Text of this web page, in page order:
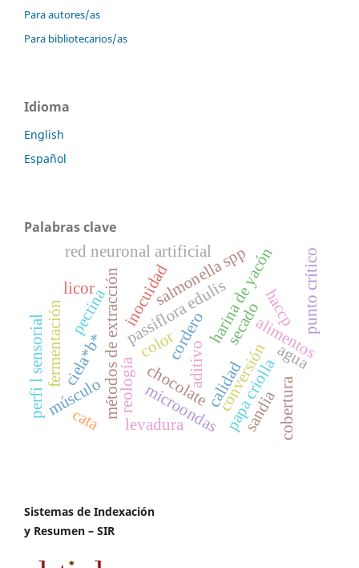
Para autores/as
Para bibliotecarios/as
Idioma
English
Español
Palabras clave
passiflora edulis
métodos de extracción
pectina
aditivo
harina de yacón
reología chocolate
red neuronal artificial
calidad
ciela*b* conversión
cordero
músculo
color
microondaspapa criolla
secadoalimentos
inocuidad
fermentación
levadura
licor
sandia
agua
haccp punto crítico
cata
perfi l sensorial cobertura
salmonella spp
Sistemas de Indexación
y Resumen – SIR